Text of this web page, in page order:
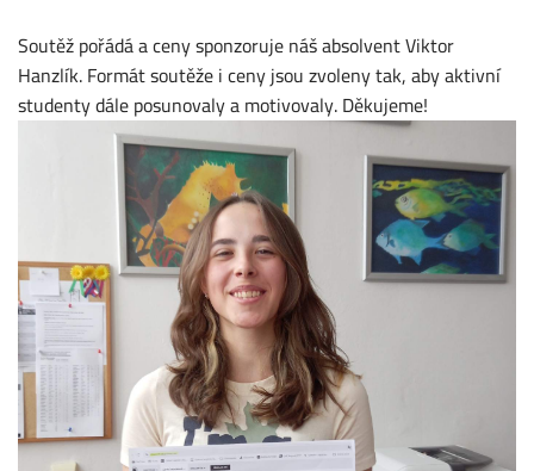
Soutěž pořádá a ceny sponzoruje náš absolvent Viktor
Hanzlík. Formát soutěže i ceny jsou zvoleny tak, aby aktivní
studenty dále posunovaly a motivovaly. Děkujeme!